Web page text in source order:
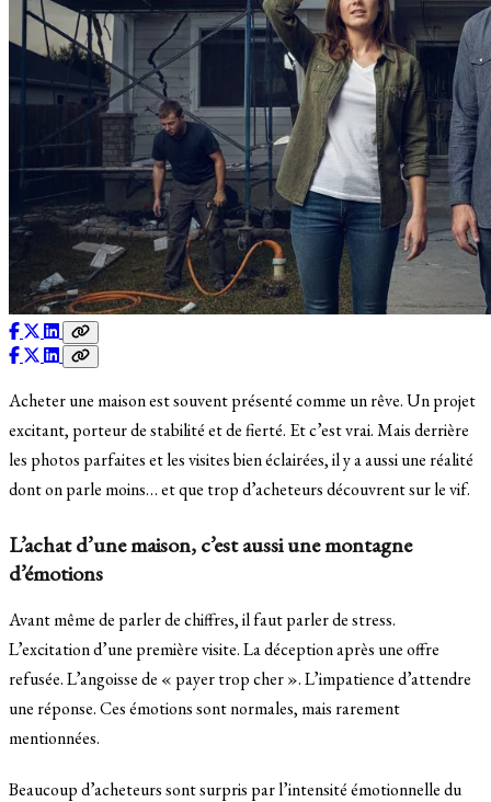
Acheter une maison est souvent présenté comme un rêve. Un projet
excitant, porteur de stabilité et de fierté. Et c’est vrai. Mais derrière
les photos parfaites et les visites bien éclairées, il y a aussi une réalité
dont on parle moins… et que trop d’acheteurs découvrent sur le vif.
L’achat d’une maison, c’est aussi une montagne
d’émotions
Avant même de parler de chiffres, il faut parler de stress.
L’excitation d’une première visite. La déception après une offre
refusée. L’angoisse de « payer trop cher ». L’impatience d’attendre
une réponse. Ces émotions sont normales, mais rarement
mentionnées.
Beaucoup d’acheteurs sont surpris par l’intensité émotionnelle du